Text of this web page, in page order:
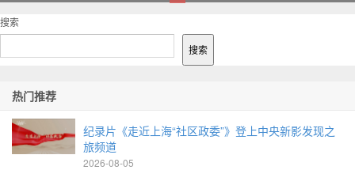
搜索
搜索
热门推荐
纪录片《走近上海“社区政委”》登上中央新影发现之
旅频道
2026-08-05